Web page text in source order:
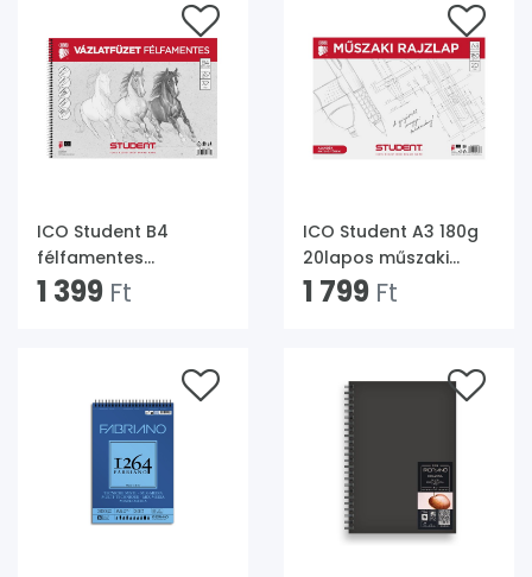
ICO Student B4
félfamentes
vázlatfüzet
1 399 Ft
ICO Student A3 180g
20lapos műszaki
rajzlap
1 799 Ft